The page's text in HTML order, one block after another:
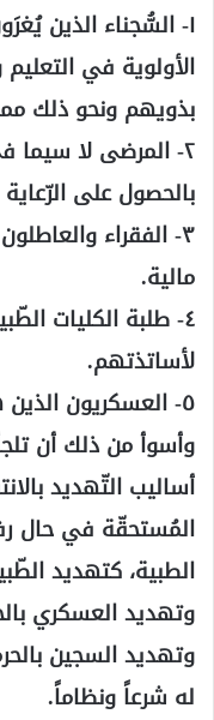
١- السُّجناء الذين
الأولوية في
بذويهم ونحو ذلك
٢- المرضى لا سيما
بالحصول على
٣- الفقراء
مالية.
٤- طلبة الكليات
لأساتذتهم.
٥- العسكريون الذين هم في حال تبعيّة لرؤسائهم.
وأسوأ من ذلك أن
أساليب التّهديد
المُستحقّة في حال
الطبية، كتهديد
وتهديد العسكري
وتهديد السجين
له شرعاً ونظاماً.